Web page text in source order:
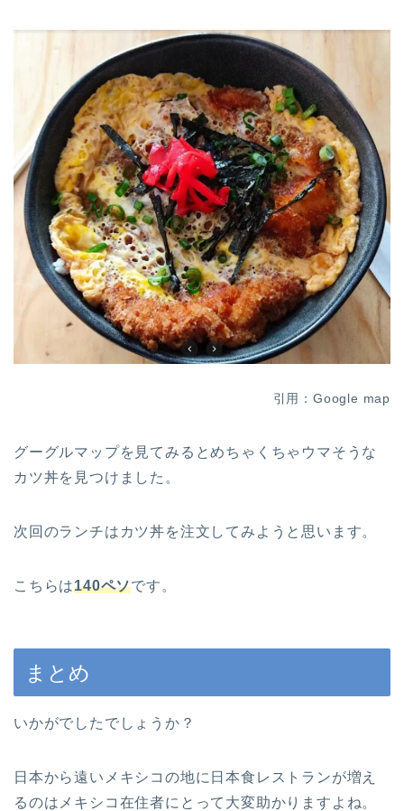
引用：Google map
グーグルマップを見てみるとめちゃくちゃウマそうな
カツ丼を見つけました。
次回のランチはカツ丼を注文してみようと思います。
こちらは140ペソです。
まとめ
いかがでしたでしょうか？
日本から遠いメキシコの地に日本食レストランが増え
るのはメキシコ在住者にとって大変助かりますよね。